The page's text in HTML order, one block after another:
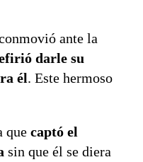
ante la
darle su
él. Este hermoso
que captó el
sin que él se diera